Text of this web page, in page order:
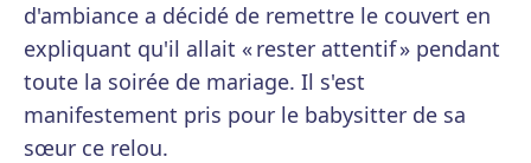
d'ambiance a décidé de remettre le couvert en
expliquant qu'il allait « rester attentif » pendant
toute la soirée de mariage. Il s'est
manifestement pris pour le babysitter de sa
sœur ce relou.